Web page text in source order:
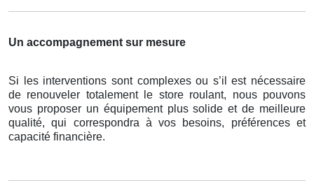
Un accompagnement sur mesure
Si les interventions sont complexes ou s’il est nécessaire
de renouveler totalement le store roulant, nous pouvons
vous proposer un équipement plus solide et de meilleure
qualité, qui correspondra à vos besoins, préférences et
capacité financière.